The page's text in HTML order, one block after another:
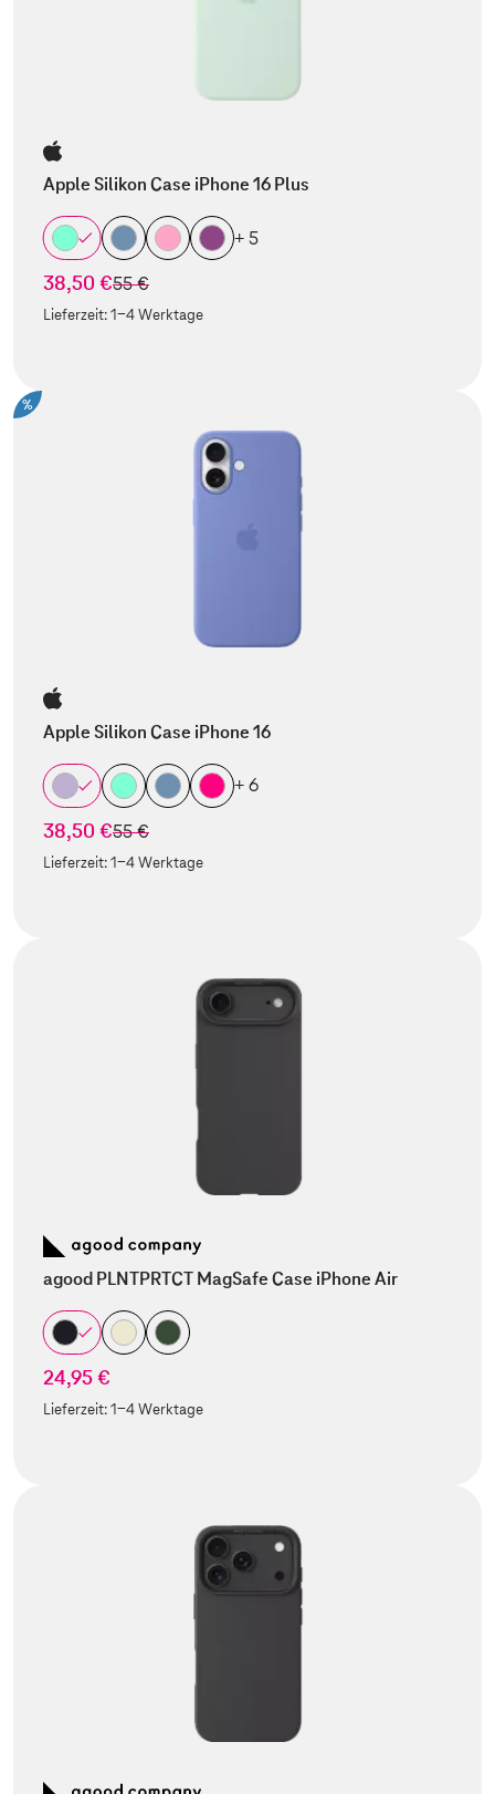
Apple Silikon Case iPhone 16 Plus
+ 5
38,50 €statt
55 €
Lieferzeit:1-4 Werktage
%
Apple Silikon Case iPhone 16
+ 6
38,50 €statt
55 €
Lieferzeit:1-4 Werktage
agood PLNTPRTCT MagSafe Case iPhone Air
24,95 €
Lieferzeit:1-4 Werktage